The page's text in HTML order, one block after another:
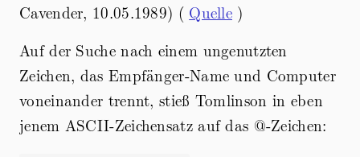
Cavender, 10.05.1989) ( Quelle )
Auf der Suche nach einem ungenutzten
Zeichen, das Empfänger-Name und Computer
voneinander trennt, stieß Tomlinson in eben
jenem ASCII-Zeichensatz auf das @-Zeichen: